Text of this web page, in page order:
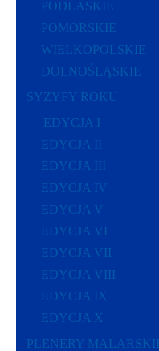
PODLASKIE
POMORSKIE
WIELKOPOLSKIE
DOLNOŚLĄSKIE
SYZYFY ROKU
EDYCJA I
EDYCJA II
EDYCJA III
EDYCJA IV
EDYCJA V
EDYCJA VI
EDYCJA VII
EDYCJA VIII
EDYCJA IX
EDYCJA X
PLENERY